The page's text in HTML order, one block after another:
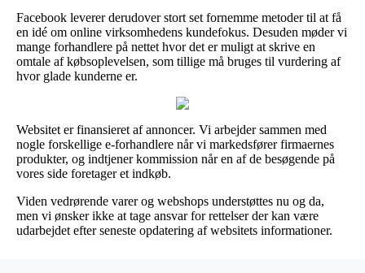
Facebook leverer derudover stort set fornemme metoder til at få
en idé om online virksomhedens kundefokus. Desuden møder vi
mange forhandlere på nettet hvor det er muligt at skrive en
omtale af købsoplevelsen, som tillige må bruges til vurdering af
hvor glade kunderne er.
Websitet er finansieret af annoncer. Vi arbejder sammen med
nogle forskellige e-forhandlere når vi markedsfører firmaernes
produkter, og indtjener kommission når en af de besøgende på
vores side foretager et indkøb.
Viden vedrørende varer og webshops understøttes nu og da,
men vi ønsker ikke at tage ansvar for rettelser der kan være
udarbejdet efter seneste opdatering af websitets informationer.